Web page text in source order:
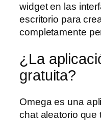
widget en las
escritorio para
completamente
¿La
gratuita?
Omega es una
chat aleatorio que